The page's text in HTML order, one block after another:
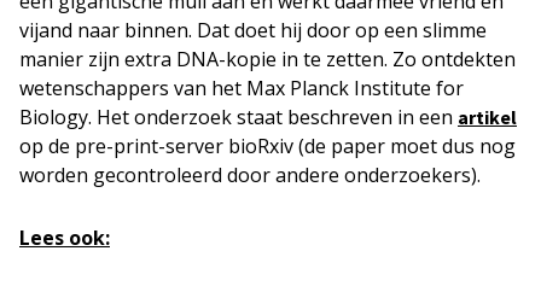
vijand naar binnen. Dat doet hij door op een slimme
manier zijn extra DNA-kopie in te zetten. Zo ontdekten
wetenschappers van het Max Planck Institute for
Biology. Het onderzoek staat beschreven in een artikel
op de pre-print-server bioRxiv (de paper moet dus nog
worden gecontroleerd door andere onderzoekers).
Lees ook: